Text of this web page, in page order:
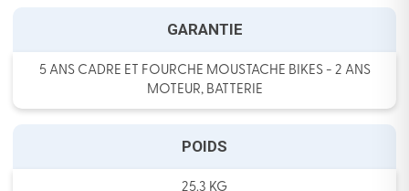
GARANTIE
5 ANS CADRE ET FOURCHE MOUSTACHE BIKES - 2 ANS
MOTEUR, BATTERIE
POIDS
25.3 KG